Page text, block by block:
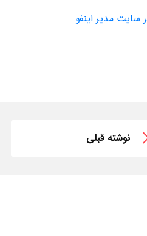
سایت مدیر اینفو
نوشته قبلی